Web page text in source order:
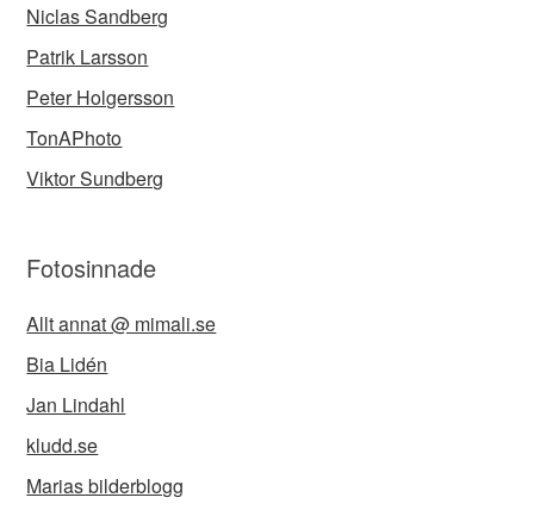
Niclas Sandberg
Patrik Larsson
Peter Holgersson
TonAPhoto
Viktor Sundberg
Fotosinnade
Allt annat @ mimali.se
Bia Lidén
Jan Lindahl
kludd.se
Marias bilderblogg